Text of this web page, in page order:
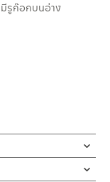
มีรูก๊อกบนอ่าง